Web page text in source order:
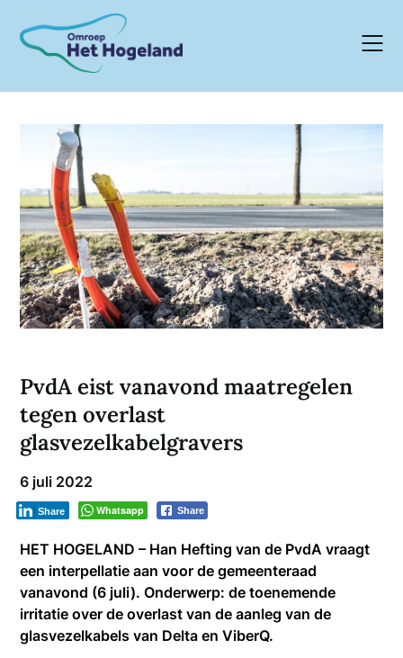
content
PvdA eist vanavond maatregelen
tegen overlast
glasvezelkabelgravers
6 juli 2022
Whatsapp Share
Share
HET HOGELAND – Han Hefting van de PvdA vraagt
een interpellatie aan voor de gemeenteraad
vanavond (6 juli). Onderwerp: de toenemende
irritatie over de overlast van de aanleg van de
glasvezelkabels van Delta en ViberQ.